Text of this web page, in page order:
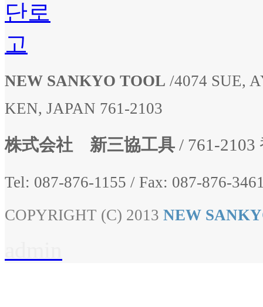
NEW SANKYO TOOL /4074 SUE,
KEN, JAPAN 761-2103
株式会社 新三協工具 / 761-
Tel: 087-876-1155 / Fax: 087-876-
COPYRIGHT (C) 2013 NEW